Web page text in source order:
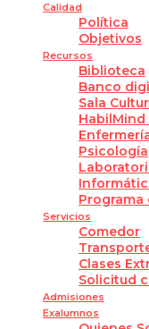
Calidad
Política
Objetivos
Recursos
Biblioteca
Banco
Sala
HabilMind
Psicología
Servicios
Comedor
Clases
Solicitud
Admisiones
Exalumnos